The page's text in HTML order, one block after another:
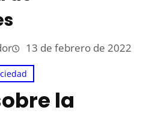
13 de febrero de 2022
la